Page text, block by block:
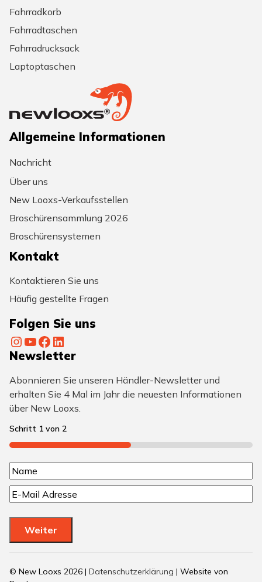
Fahrradkorb
Fahrradtaschen
Fahrradrucksack
Laptoptaschen
Allgemeine Informationen
Nachricht
Über uns
New Looxs-Verkaufsstellen
Broschürensammlung 2026
Broschürensystemen
Kontakt
Kontaktieren Sie uns
Häufig gestellte Fragen
Folgen Sie uns
InstagramYouTube Facebook LinkedIn
Newsletter
Abonnieren Sie unseren Händler-Newsletter und
erhalten Sie 4 Mal im Jahr die neuesten Informationen
über New Looxs.
Schritt 1 von 2
50%
N
a
m
(
N
a
m
E
-
M
(
Weiter
© New Looxs 2026 | Datenschutzerklärung | Website von